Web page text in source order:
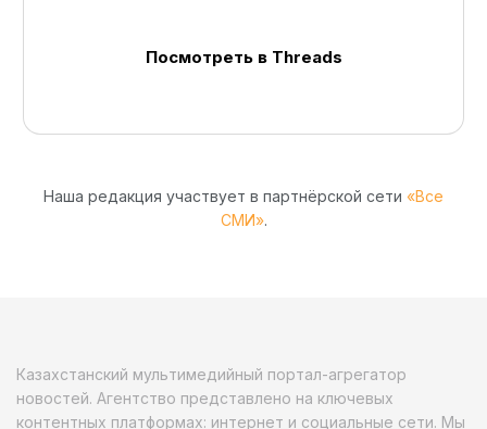
Посмотреть в Threads
Наша редакция участвует в партнёрской сети «Все
СМИ».
Казахстанский мультимедийный портал-агрегатор
новостей. Агентство представлено на ключевых
контентных платформах: интернет и социальные сети. Мы